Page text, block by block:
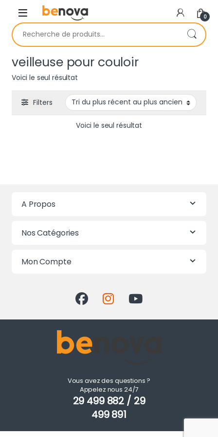
Skip to navigation
Skip to content
0
Recherche pour :
veilleuse pour couloir
Voici le seul résultat
Filters
Voici le seul résultat
A Propos
Nos Catégories
Mon Compte
Vous avez des questions ?
Appelez nous 24/7
29 499 882 / 29
499 891